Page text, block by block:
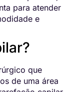
para atender
e
que
de uma área